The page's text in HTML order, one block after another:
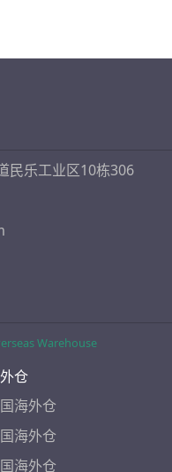
民乐工业区10栋306
Warehouse
仓
海外仓
海外仓
海外仓